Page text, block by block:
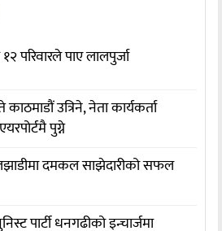
परिवारले पाए लालपुर्जा
उत्रिने, नेता कार्यकर्ता
पुग्ने
दमकल साझेदारीको सफल
पार्टी धनगढीको इन्चार्जमा